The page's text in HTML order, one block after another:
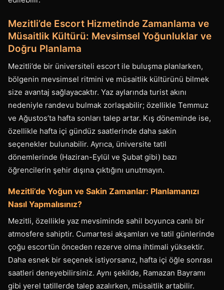
Mezitli’de Escort Hizmetinde Zamanlama ve
Müsaitlik Kültürü: Mevsimsel Yoğunluklar ve
Doğru Planlama
Mezitli’de bir üniversiteli escort ile buluşma planlarken,
bölgenin mevsimsel ritmini ve müsaitlik kültürünü bilmek
size avantaj sağlayacaktır. Yaz aylarında turist akını
nedeniyle randevu bulmak zorlaşabilir; özellikle Temmuz
ve Ağustos’ta hafta sonları talep artar. Kış döneminde ise,
özellikle hafta içi gündüz saatlerinde daha sakin
seçenekler bulunabilir. Ayrıca, üniversite tatil
dönemlerinde (Haziran-Eylül ve Şubat gibi) bazı
öğrencilerin şehir dışına çıktığını unutmayın.
Mezitli’de Yoğun ve Sakin Zamanlar: Planlamanızı
Nasıl Yapmalısınız?
Mezitli, özellikle yaz mevsiminde sahil boyunca canlı bir
atmosfere sahiptir. Cumartesi akşamları ve tatil günlerinde
çoğu escortün önceden rezerve olma ihtimali yüksektir.
Daha esnek bir seçenek istiyorsanız, hafta içi öğle sonrası
saatleri deneyebilirsiniz. Aynı şekilde, Ramazan Bayramı
gibi yerel tatillerde talep azalırken, müsaitlik artabilir.